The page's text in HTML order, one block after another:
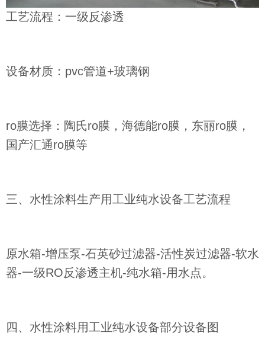
工艺流程：一级反渗透
设备材质：pvc管道+玻璃钢
ro膜选择：陶氏ro膜，海德能ro膜，东丽ro膜，
国产汇通ro膜等
三、水性涂料生产用工业纯水设备工艺流程
原水箱-增压泵-石英砂过滤器-活性炭过滤器-软水
器-一级RO反渗透主机-纯水箱-用水点。
四、水性涂料用工业纯水设备部分设备图